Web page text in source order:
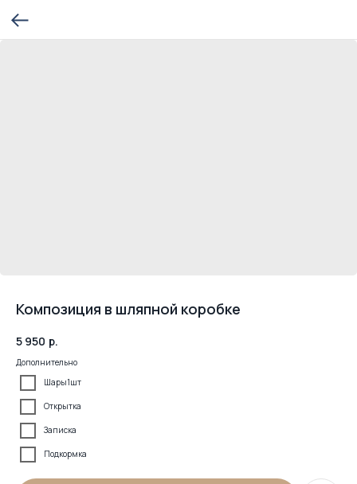
Композиция в шляпной коробке
5 950 р.
Дополнительно
Шары1шт
Открытка
Записка
Подкормка